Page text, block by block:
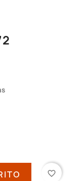
favorite_border